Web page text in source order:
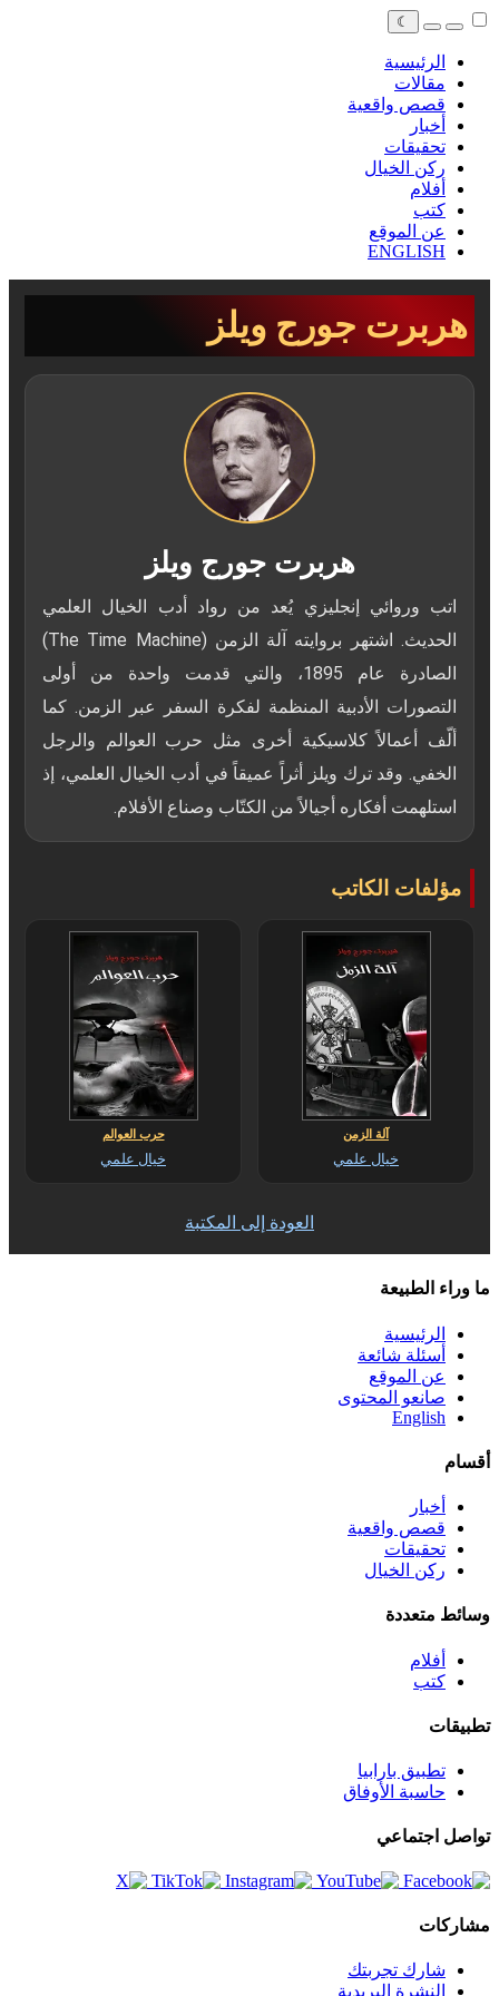
☾
الرئيسية
مقالات
قصص واقعية
أخبار
تحقيقات
ركن الخيال
أفلام
كتب
عن الموقع
ENGLISH
هربرت جورج ويلز
هربرت جورج ويلز
اتب وروائي إنجليزي يُعد من رواد أدب الخيال العلمي
الحديث. اشتهر بروايته آلة الزمن (The Time Machine)
الصادرة عام 1895، والتي قدمت واحدة من أولى
التصورات الأدبية المنظمة لفكرة السفر عبر الزمن. كما
ألّف أعمالاً كلاسيكية أخرى مثل حرب العوالم والرجل
الخفي. وقد ترك ويلز أثراً عميقاً في أدب الخيال العلمي، إذ
استلهمت أفكاره أجيالاً من الكتّاب وصناع الأفلام.
مؤلفات الكاتب
آلة الزمن
خيال علمي
حرب العوالم
خيال علمي
العودة إلى المكتبة
ما وراء الطبيعة
الرئيسية
أسئلة شائعة
عن الموقع
صانعو المحتوى
English
أقسام
أخبار
قصص واقعية
تحقيقات
ركن الخيال
وسائط متعددة
أفلام
كتب
تطبيقات
تطبيق بارابيا
حاسبة الأوفاق
تواصل اجتماعي
مشاركات
شارك تجربتك
النشرة البريدية